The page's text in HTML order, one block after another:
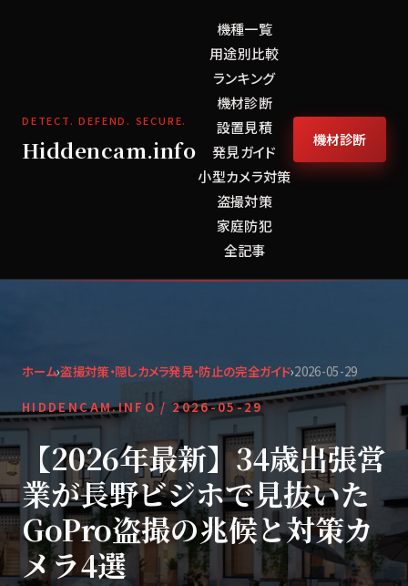
DETECT. DEFEND. SECURE.
Hiddencam.info
機種一覧
用途別比較
ランキング
機材診断
設置見積
発見ガイド
小型カメラ対策
盗撮対策
家庭防犯
全記事
機材診断
ホーム›盗撮対策・隠しカメラ発見・防止の完全ガイド›2026-05-29
HIDDENCAM.INFO /2026-05-29
【2026年最新】34歳出張営
業が長野ビジホで見抜いた
GoPro盗撮の兆候と対策カ
メラ4選